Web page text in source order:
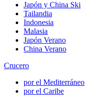
Japón y China Ski
Tailandia
Indonesia
Malasia
Japón Verano
China Verano
Crucero
por el Mediterráneo
por el Caribe